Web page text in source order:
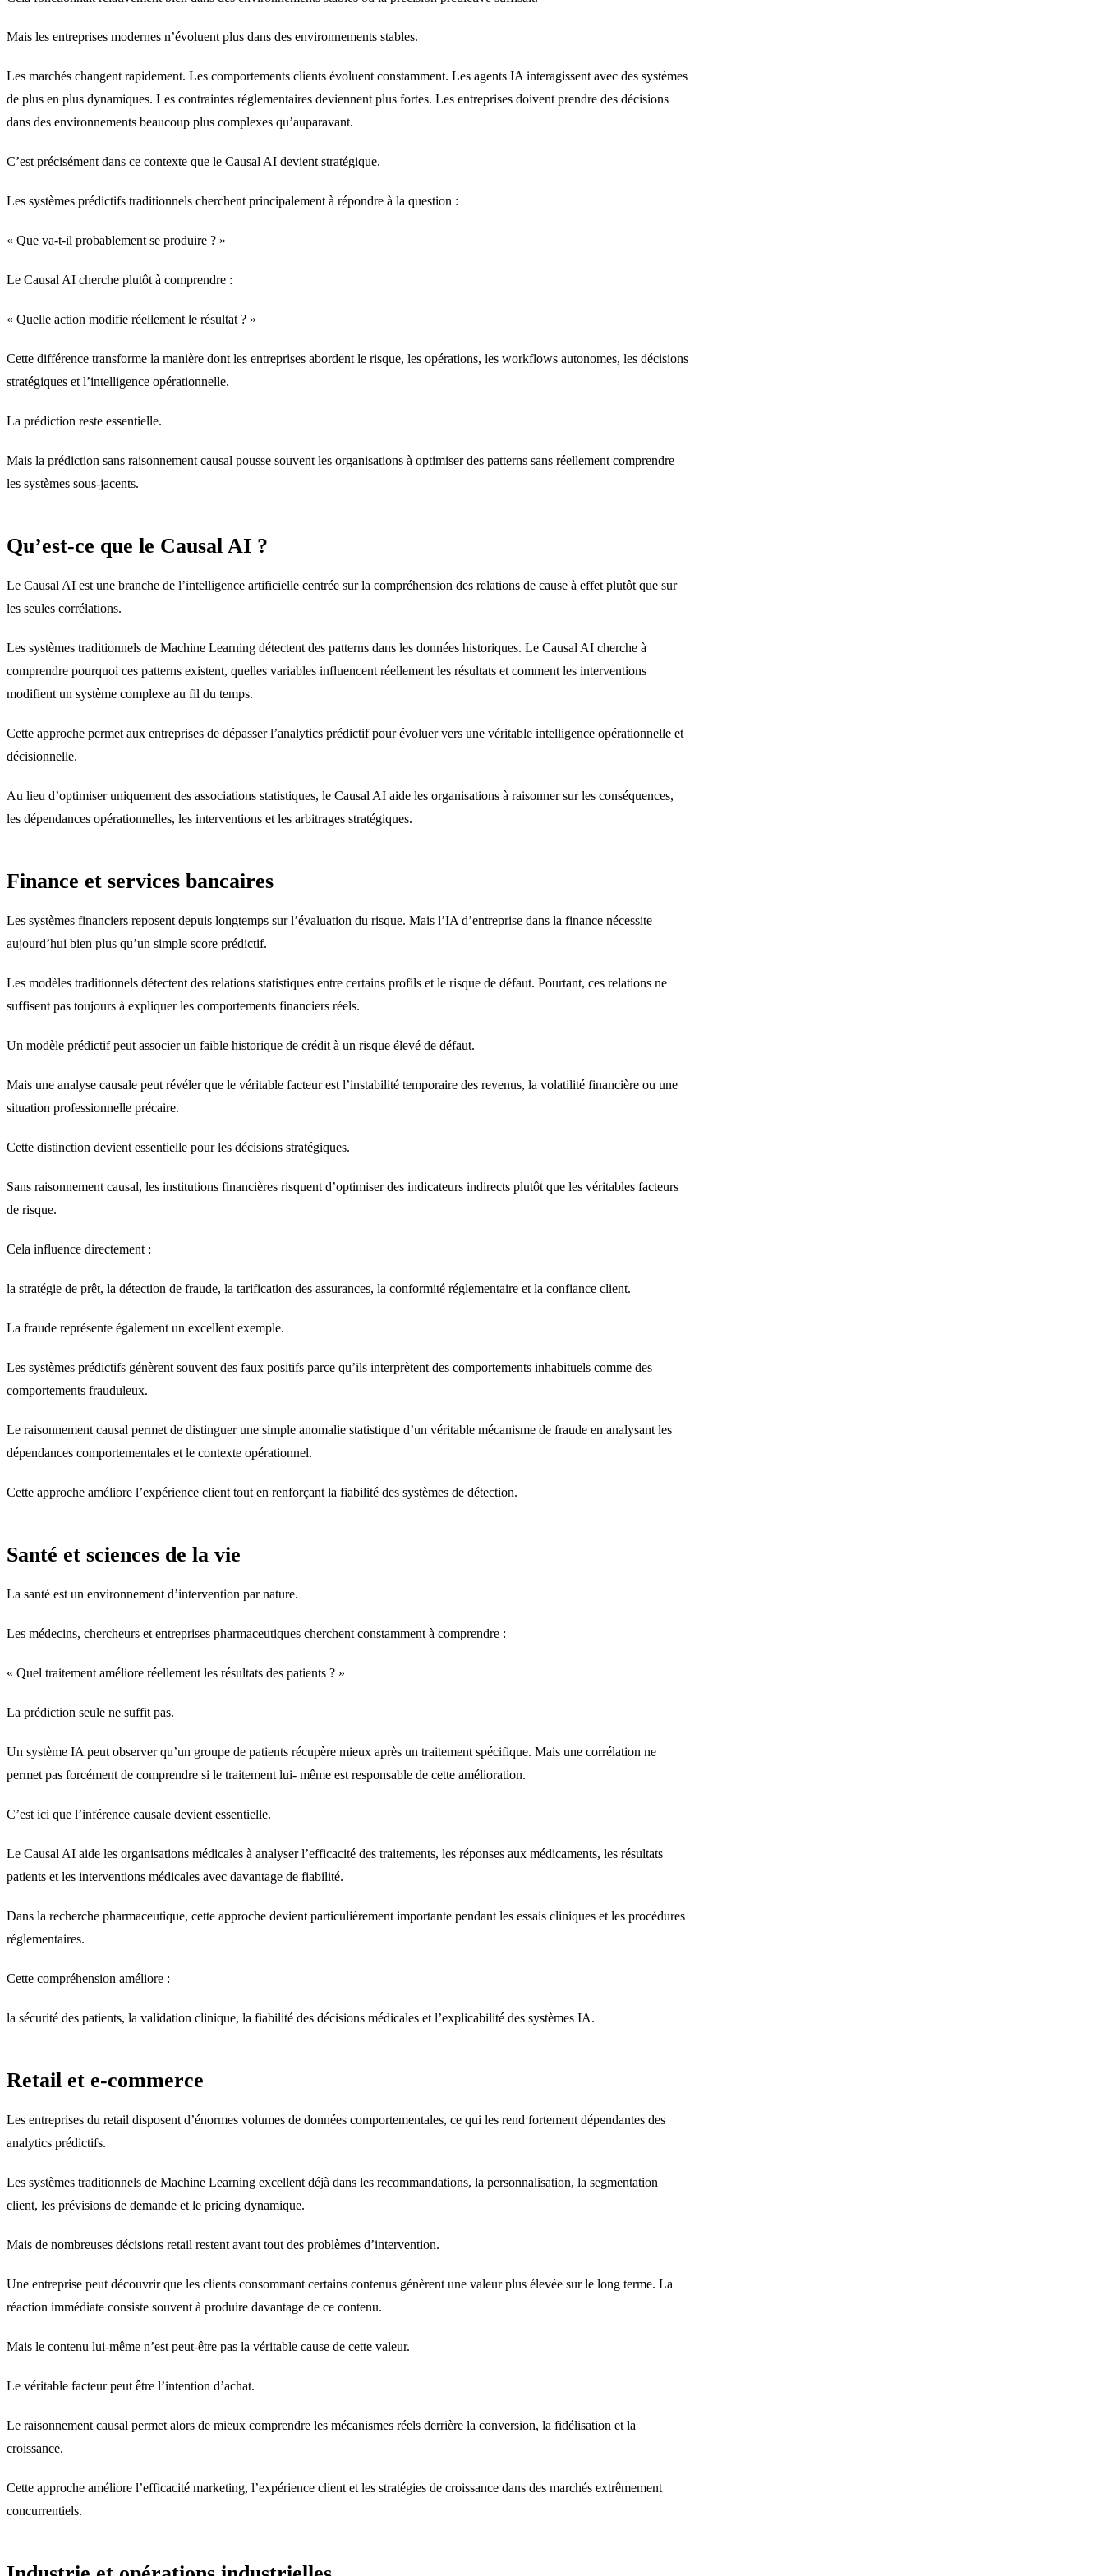
Mais les entreprises modernes n’évoluent plus dans des environnements stables.
Les marchés changent rapidement. Les comportements clients évoluent constamment. Les agents IA interagissent avec des systèmes
de plus en plus dynamiques. Les contraintes réglementaires deviennent plus fortes. Les entreprises doivent prendre des décisions
dans des environnements beaucoup plus complexes qu’auparavant.
C’est précisément dans ce contexte que le Causal AI devient stratégique.
Les systèmes prédictifs traditionnels cherchent principalement à répondre à la question :
« Que va-t-il probablement se produire ? »
Le Causal AI cherche plutôt à comprendre :
« Quelle action modifie réellement le résultat ? »
Cette différence transforme la manière dont les entreprises abordent le risque, les opérations, les workflows autonomes, les décisions
stratégiques et l’intelligence opérationnelle.
La prédiction reste essentielle.
Mais la prédiction sans raisonnement causal pousse souvent les organisations à optimiser des patterns sans réellement comprendre
les systèmes sous-jacents.
Qu’est-ce que le Causal AI ?
Le Causal AI est une branche de l’intelligence artificielle centrée sur la compréhension des relations de cause à effet plutôt que sur
les seules corrélations.
Les systèmes traditionnels de Machine Learning détectent des patterns dans les données historiques. Le Causal AI cherche à
comprendre pourquoi ces patterns existent, quelles variables influencent réellement les résultats et comment les interventions
modifient un système complexe au fil du temps.
Cette approche permet aux entreprises de dépasser l’analytics prédictif pour évoluer vers une véritable intelligence opérationnelle et
décisionnelle.
Au lieu d’optimiser uniquement des associations statistiques, le Causal AI aide les organisations à raisonner sur les conséquences,
les dépendances opérationnelles, les interventions et les arbitrages stratégiques.
Finance et services bancaires
Les systèmes financiers reposent depuis longtemps sur l’évaluation du risque. Mais l’IA d’entreprise dans la finance nécessite
aujourd’hui bien plus qu’un simple score prédictif.
Les modèles traditionnels détectent des relations statistiques entre certains profils et le risque de défaut. Pourtant, ces relations ne
suffisent pas toujours à expliquer les comportements financiers réels.
Un modèle prédictif peut associer un faible historique de crédit à un risque élevé de défaut.
Mais une analyse causale peut révéler que le véritable facteur est l’instabilité temporaire des revenus, la volatilité financière ou une
situation professionnelle précaire.
Cette distinction devient essentielle pour les décisions stratégiques.
Sans raisonnement causal, les institutions financières risquent d’optimiser des indicateurs indirects plutôt que les véritables facteurs
de risque.
Cela influence directement :
la stratégie de prêt, la détection de fraude, la tarification des assurances, la conformité réglementaire et la confiance client.
La fraude représente également un excellent exemple.
Les systèmes prédictifs génèrent souvent des faux positifs parce qu’ils interprètent des comportements inhabituels comme des
comportements frauduleux.
Le raisonnement causal permet de distinguer une simple anomalie statistique d’un véritable mécanisme de fraude en analysant les
dépendances comportementales et le contexte opérationnel.
Cette approche améliore l’expérience client tout en renforçant la fiabilité des systèmes de détection.
Santé et sciences de la vie
La santé est un environnement d’intervention par nature.
Les médecins, chercheurs et entreprises pharmaceutiques cherchent constamment à comprendre :
« Quel traitement améliore réellement les résultats des patients ? »
La prédiction seule ne suffit pas.
Un système IA peut observer qu’un groupe de patients récupère mieux après un traitement spécifique. Mais une corrélation ne
permet pas forcément de comprendre si le traitement lui- même est responsable de cette amélioration.
C’est ici que l’inférence causale devient essentielle.
Le Causal AI aide les organisations médicales à analyser l’efficacité des traitements, les réponses aux médicaments, les résultats
patients et les interventions médicales avec davantage de fiabilité.
Dans la recherche pharmaceutique, cette approche devient particulièrement importante pendant les essais cliniques et les procédures
réglementaires.
Cette compréhension améliore :
la sécurité des patients, la validation clinique, la fiabilité des décisions médicales et l’explicabilité des systèmes IA.
Retail et e-commerce
Les entreprises du retail disposent d’énormes volumes de données comportementales, ce qui les rend fortement dépendantes des
analytics prédictifs.
Les systèmes traditionnels de Machine Learning excellent déjà dans les recommandations, la personnalisation, la segmentation
client, les prévisions de demande et le pricing dynamique.
Mais de nombreuses décisions retail restent avant tout des problèmes d’intervention.
Une entreprise peut découvrir que les clients consommant certains contenus génèrent une valeur plus élevée sur le long terme. La
réaction immédiate consiste souvent à produire davantage de ce contenu.
Mais le contenu lui-même n’est peut-être pas la véritable cause de cette valeur.
Le véritable facteur peut être l’intention d’achat.
Le raisonnement causal permet alors de mieux comprendre les mécanismes réels derrière la conversion, la fidélisation et la
croissance.
Cette approche améliore l’efficacité marketing, l’expérience client et les stratégies de croissance dans des marchés extrêmement
concurrentiels.